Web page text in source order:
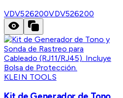
VDV526200VDV526200
KLEIN TOOLS